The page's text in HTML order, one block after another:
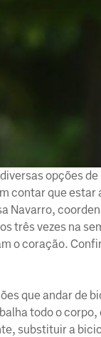
opções
contar que estar
Navarro,
três vezes na
o coração.
que andar de
todo o corpo,
substituir a